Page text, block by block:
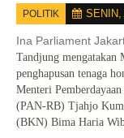
POLITIK SENIN,
Ina Parliament
Tandjung mengatakan
penghapusan tenaga
Menteri
(PAN-RB) Tjahjo
(BKN) Bima Haria